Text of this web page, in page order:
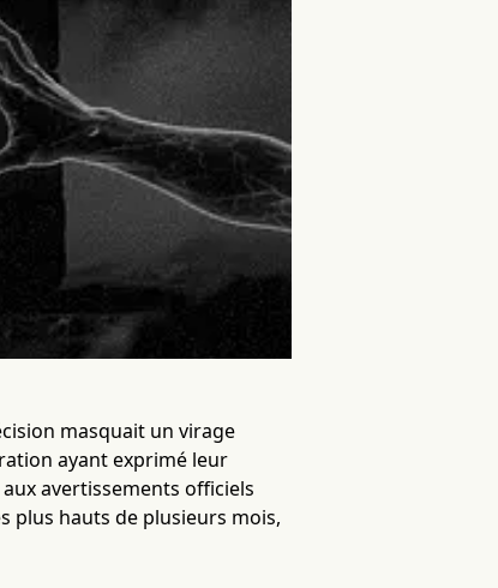
masquait un virage
ayant exprimé leur
avertissements officiels
plus hauts de plusieurs mois,